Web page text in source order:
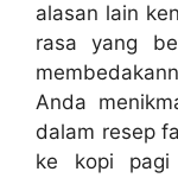
alasan lain
rasa yang
Anda
dalam resep
ke kopi